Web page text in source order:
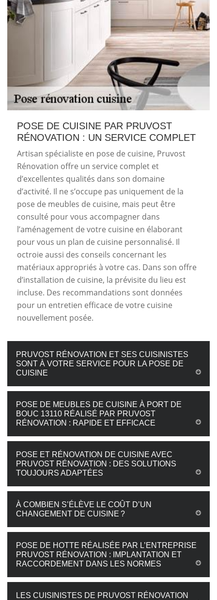
POSE DE CUISINE PAR PRUVOST
RÉNOVATION : UN SERVICE COMPLET
Artisan spécialiste en pose de cuisine, Pruvost
Rénovation offre un service complet et
d’excellentes qualités dans son domaine
d’activité. Il ne s’occupe pas uniquement de la
pose de meubles de cuisine, mais peut être
consulté pour vous accompagner dans
l’aménagement de votre cuisine en élaborant
pour vous un plan de cuisine personnalisé. Il
octroie aussi des conseils concernant les
matériaux appropriés à votre cas. Dans son offre
d’installation de cuisine, la prévisite du lieu est
incluse. Des recommandations sont données
pour un entretien efficace de votre cuisine
nouvellement posée.
PRUVOST RÉNOVATION ET SES CUISINISTES
SONT À VOTRE SERVICE POUR LA POSE DE
CUISINE
POSE DE MEUBLES DE CUISINE À PORT DE
BOUC 13110 RÉALISÉ PAR PRUVOST
RÉNOVATION : RAPIDE ET EFFICACE
POSE ET RÉNOVATION DE CUISINE AVEC
PRUVOST RÉNOVATION : DES SOLUTIONS
TOUJOURS ADAPTÉES
À COMBIEN S’ÉLÈVE LE COÛT D’UN
CHANGEMENT DE CUISINE ?
POSE DE HOTTE RÉALISÉE PAR L’ENTREPRISE
PRUVOST RÉNOVATION : IMPLANTATION ET
RACCORDEMENT DANS LES NORMES
LES CUISINISTES DE PRUVOST RÉNOVATION